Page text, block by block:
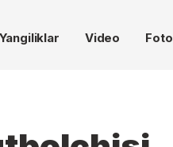
Yangiliklar Video Foto